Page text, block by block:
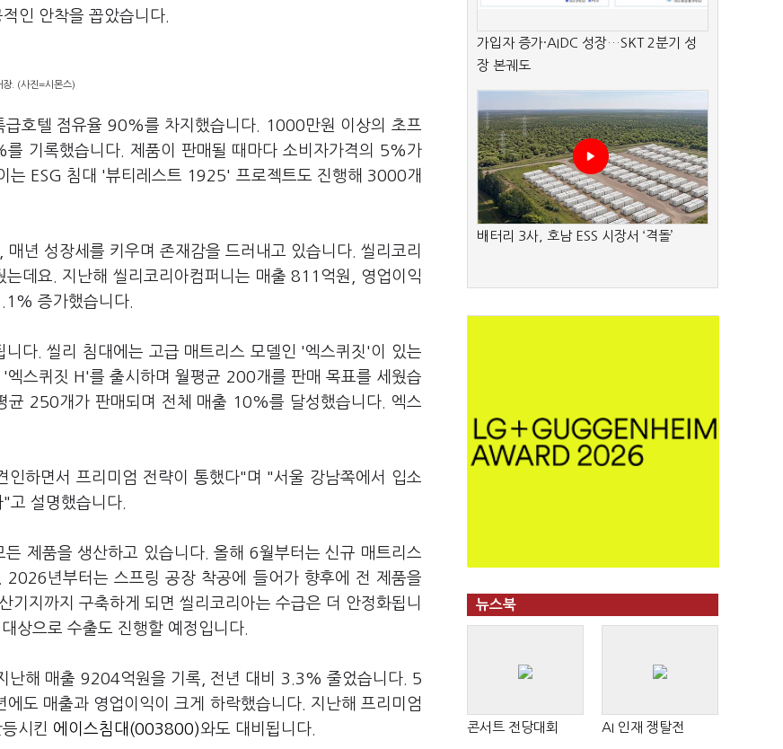
인 안착을 꼽았습니다.
장. (사진=시몬스)
호텔 점유율 90%를 차지했습니다. 1000만원 이상의 초프
기록했습니다. 제품이 판매될 때마다 소비자가격의 5%가
는 ESG 침대 '뷰티레스트 1925' 프로젝트도 진행해 3000개
년 성장세를 키우며 존재감을 드러내고 있습니다. 씰리코리
데요. 지난해 씰리코리아컴퍼니는 매출 811억원, 영업이익
증가했습니다.
다. 씰리 침대에는 고급 매트리스 모델인 '엑스퀴짓'이 있는
스퀴짓 H'를 출시하며 월평균 200개를 판매 목표를 세웠습
균 250개가 판매되며 전체 매출 10%를 달성했습니다. 엑스
하면서 프리미엄 전략이 통했다"며 "서울 강남쪽에서 입소
고 설명했습니다.
제품을 생산하고 있습니다. 올해 6월부터는 신규 매트리스
년부터는 스프링 공장 착공에 들어가 향후에 전 제품을
지까지 구축하게 되면 씰리코리아는 수급은 더 안정화됩니
상으로 수출도 진행할 예정입니다.
난해 매출 9204억원을 기록, 전년 대비 3.3% 줄었습니다. 5
도 매출과 영업이익이 크게 하락했습니다. 지난해 프리미엄
시킨 에이스침대(003800)와도 대비됩니다.
가입자 증가·AIDC 성장…SKT 2분기 성
장 본궤도
배터리 3사, 호남 ESS 시장서 ‘격돌’
뉴스북
콘서트 전당대회 AI 인재 쟁탈전